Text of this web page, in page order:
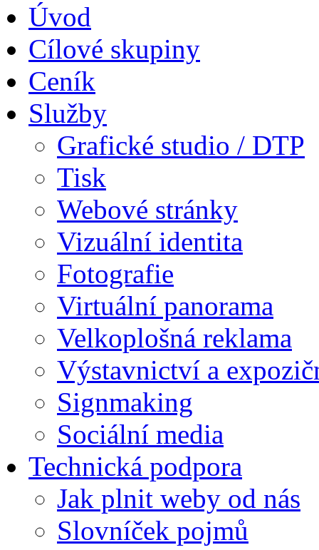
Úvod
Cílové skupiny
Ceník
Služby
Grafické studio / DTP
Tisk
Webové stránky
Vizuální identita
Fotografie
Virtuální panorama
Velkoplošná reklama
Výstavnictví a
Signmaking
Sociální media
Technická podpora
Jak plnit weby od nás
Slovníček pojmů